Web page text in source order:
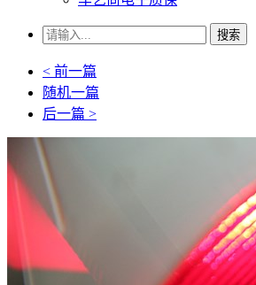
搜索
< 前一篇
随机一篇
后一篇 >